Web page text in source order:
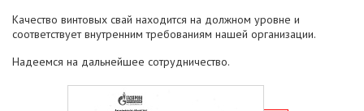
Качество винтовых свай находится на должном уровне и
соответствует внутренним требованиям нашей организации.
Надеемся на дальнейшее сотрудничество.